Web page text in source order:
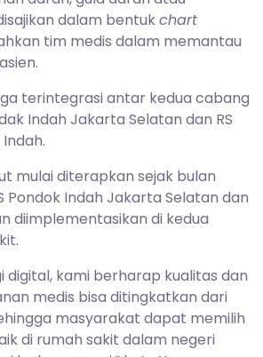
dalam bentukchart
tim medis dalam memantau
terintegrasi antar kedua cabang
Indah Jakarta Selatan dan RS
mulai diterapkan sejak bulan
Pondok Indah Jakarta Selatan dan
diimplementasikan di kedua
digital, kami berharap kualitas dan
medis bisa ditingkatkan dari
masyarakat dapat memilih
di rumah sakit dalam negeri